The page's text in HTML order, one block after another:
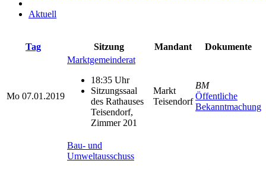
Aktuell
Tag Sitzung Mandant Dokumente
Mo 07.01.2019
Marktgemeinderat
18:35 Uhr
Sitzungssaal
des Rathauses
Teisendorf,
Zimmer 201
Markt
Teisendorf
BM
Öffentliche
Bekanntmachung
Bau- und
Umweltausschuss